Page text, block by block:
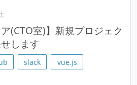
(CTO室)】新規プロジェク
します
slack
vue.js